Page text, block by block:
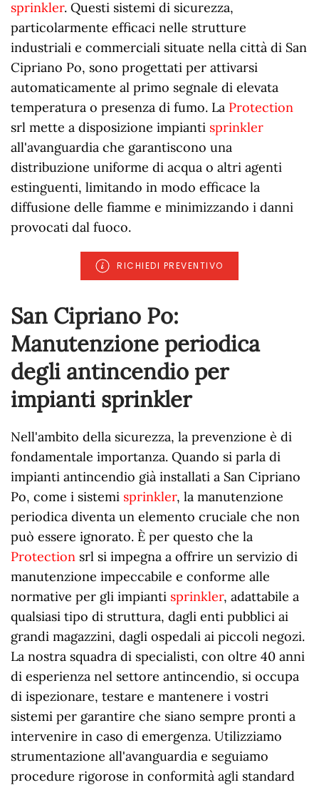
sprinkler. Questi sistemi di sicurezza,
particolarmente efficaci nelle strutture
industriali e commerciali situate nella città di San
Cipriano Po, sono progettati per attivarsi
automaticamente al primo segnale di elevata
temperatura o presenza di fumo. La Protection
srl mette a disposizione impianti sprinkler
all'avanguardia che garantiscono una
distribuzione uniforme di acqua o altri agenti
estinguenti, limitando in modo efficace la
diffusione delle fiamme e minimizzando i danni
provocati dal fuoco.
RICHIEDI PREVENTIVO
San Cipriano Po:
Manutenzione periodica
degli antincendio per
impianti sprinkler
Nell'ambito della sicurezza, la prevenzione è di
fondamentale importanza. Quando si parla di
impianti antincendio già installati a San Cipriano
Po, come i sistemi sprinkler, la manutenzione
periodica diventa un elemento cruciale che non
può essere ignorato. È per questo che la
Protection srl si impegna a offrire un servizio di
manutenzione impeccabile e conforme alle
normative per gli impianti sprinkler, adattabile a
qualsiasi tipo di struttura, dagli enti pubblici ai
grandi magazzini, dagli ospedali ai piccoli negozi.
La nostra squadra di specialisti, con oltre 40 anni
di esperienza nel settore antincendio, si occupa
di ispezionare, testare e mantenere i vostri
sistemi per garantire che siano sempre pronti a
intervenire in caso di emergenza. Utilizziamo
strumentazione all'avanguardia e seguiamo
procedure rigorose in conformità agli standard